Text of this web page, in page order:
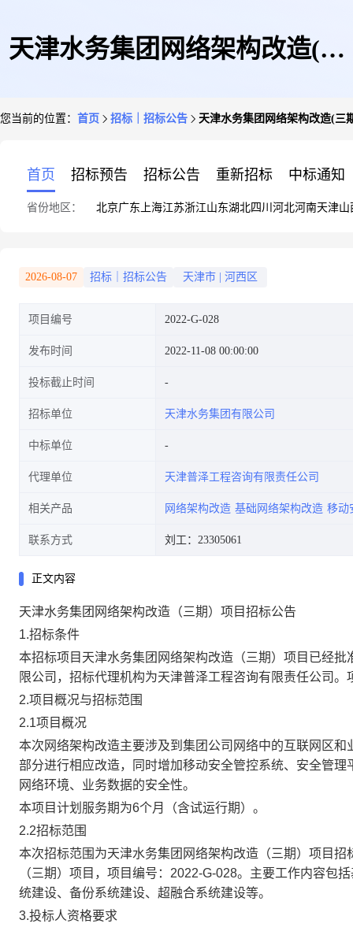
天津水务集团网络架构改造(三
您当前的位置： 首页 招标｜招标公告 天津水务集团网络架构改造(三
首页 招标预告 招标公告 重新招标 中标通知
省份地区： 北京广东 上海江苏浙江山东湖北四川 河北河南天津山
2026-08-07 招标｜招标公告 天津市 河西区
项目编号 2022-G-028
发布时间 2022-11-08 00:00:00
投标截止时间
招标单位 天津水务集团有限公司
中标单位
代理单位 天津普泽工程咨询有限责任公司
相关产品 网络架构改造 基础网络架构改造 移动
联系方式 刘工：23305061
正文内容
天津水务集团网络架构改造（三期）项目招标公告
1.招标条件
本招标项目 天津水务集团网络架构改造（三期）项目 已经批
限公司，招标代理机构为天津普泽工程咨询有限责任公司
2.项目概况与招标范围
2.1项目概况
本次网络架构改造主要涉及到集团公司网络中的互联网区
部分进行相应改造，同时增加移动安全管控系统、安全管
网络环境、业务数据的安全性。
本项目计划服务期为6个月（含试运行期）。
2.2招标范围
本次招标范围为天津水务集团网络架构改造（三期）项目招
（三期）项目， 项目编号： 2022-G-028。 主要工作内容包括
统建设、 备份系统建设、超融合系统建设等。
3.投标人资格要求